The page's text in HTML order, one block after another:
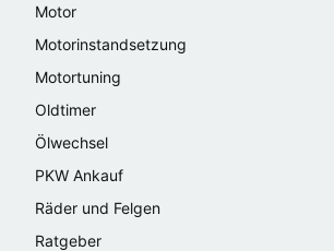
Motor
Motorinstandsetzung
Motortuning
Oldtimer
Ölwechsel
PKW Ankauf
Räder und Felgen
Ratgeber